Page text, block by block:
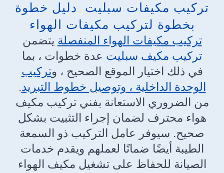
تركيب مكيفات سبليت دليل خطوة
بخطوة لتركيب مكيفات الهواء
تركيب مكيفات الهواء المنفصلة يتضمن
تركيب مكيف سبليت عدة خطوات ، بما
في ذلك اختيار الموقع الصحيح ، وتركيب
الوحدة الداخلية ، وتوصيل خطوط التبريد.
من الضروري الاستعانة بفني تركيب مكيف
هواء محترف لضمان إجراء التثبيت بشكل
صحيح. سيوفر عامل التركيب ذو السمعة
الطيبة أيضًا ضمانًا لعملهم ويقدم خدمات
الصيانة للحفاظ على تشغيل مكيف الهواء